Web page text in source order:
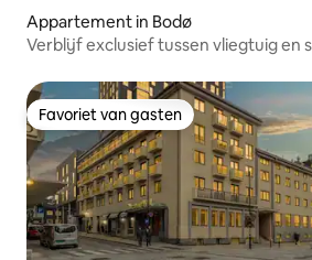
Appartement in Bodø
Verblijf exclusief tussen vliegtuig en
Favoriet van gasten
Favoriet van gasten